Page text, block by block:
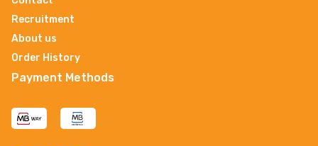
Recruitment
About us
Order History
Payment Methods